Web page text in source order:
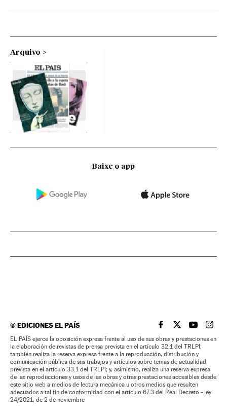
Arquivo
Baixe o app
©EDICIONES EL PAÍS EL PAÍS BRASIL EN
EL PAÍSEL PAÍS
EL
EL PAÍS ejerce la oposición expresa frente al uso de sus obras y prestaciones en
la elaboración de revistas de prensa prevista en el artículo 32.1 del TRLPI;
también realiza la reserva expresa frente a la reproducción, distribución y
comunicación pública de sus trabajos y artículos sobre temas de actualidad
prevista en el artículo 33.1 del TRLPI; y, asimismo, realiza una reserva expresa
de las reproducciones y usos de las obras y otras prestaciones accesibles desde
este sitio web a medios de lectura mecánica u otros medios que resulten
adecuados a tal fin de conformidad con el artículo 67.3 del Real Decreto - ley
24/2021, de 2 de noviembre